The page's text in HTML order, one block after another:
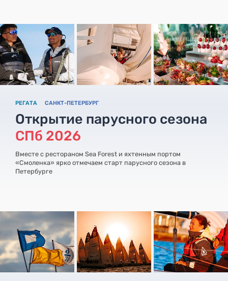
РЕГАТА САНКТ-ПЕТЕРБУРГ
Открытие парусного сезона
CПб 2026
Вместе с рестораном Sea Forest и яхтенным портом
«Смоленка» ярко отмечаем старт парусного сезона в
Петербурге